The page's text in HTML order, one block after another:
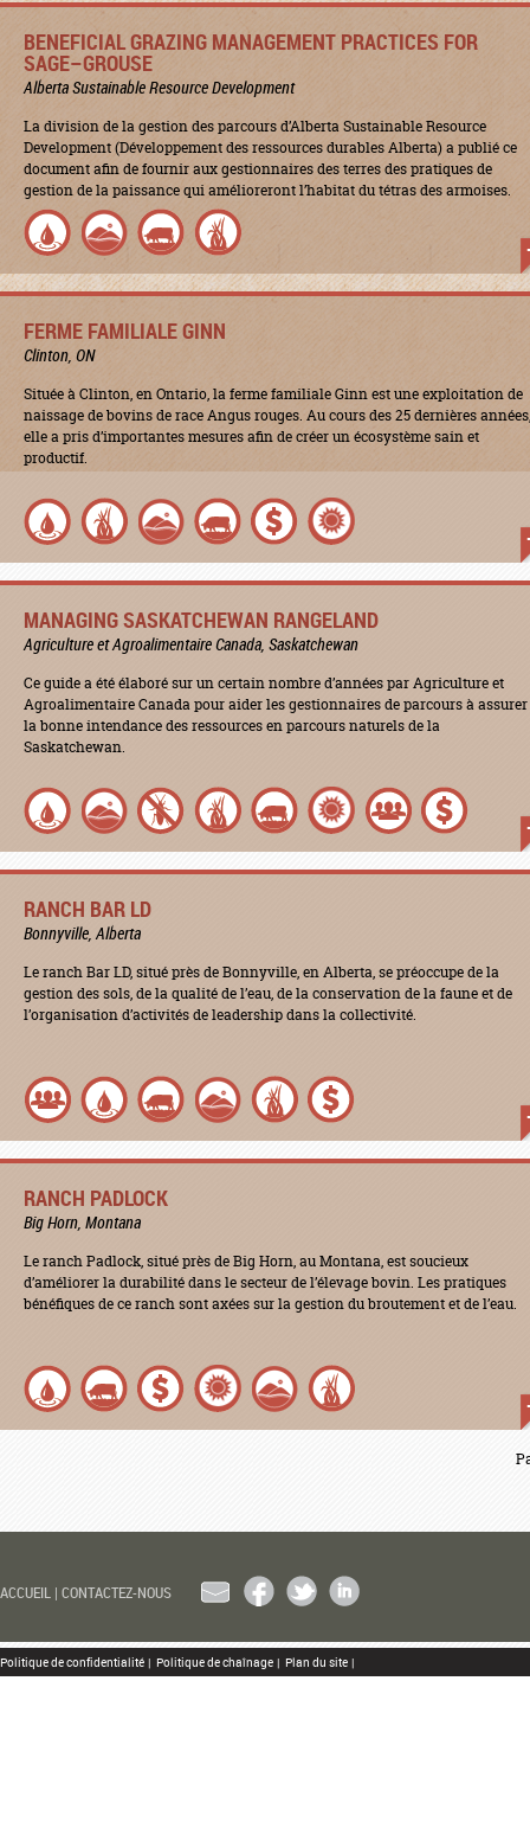
BENEFICIAL GRAZING MANAGEMENT PRACTICES FOR
SAGE–GROUSE
Alberta Sustainable Resource Development
La division de la gestion des parcours d’Alberta Sustainable Resource
Development (Développement des ressources durables Alberta) a publié ce
document afin de fournir aux gestionnaires des terres des pratiques de
gestion de la paissance qui amélioreront l’habitat du tétras des armoises.
FERME FAMILIALE GINN
Clinton, ON
Située à Clinton, en Ontario, la ferme familiale Ginn est une exploitation de
naissage de bovins de race Angus rouges. Au cours des 25 dernières années,
elle a pris d’importantes mesures afin de créer un écosystème sain et
productif.
MANAGING SASKATCHEWAN RANGELAND
Agriculture et Agroalimentaire Canada, Saskatchewan
Ce guide a été élaboré sur un certain nombre d’années par Agriculture et
Agroalimentaire Canada pour aider les gestionnaires de parcours à assurer
la bonne intendance des ressources en parcours naturels de la
Saskatchewan.
RANCH BAR LD
Bonnyville, Alberta
Le ranch Bar LD, situé près de Bonnyville, en Alberta, se préoccupe de la
gestion des sols, de la qualité de l’eau, de la conservation de la faune et de
l’organisation d’activités de leadership dans la collectivité.
RANCH PADLOCK
Big Horn, Montana
Le ranch Padlock, situé près de Big Horn, au Montana, est soucieux
d’améliorer la durabilité dans le secteur de l’élevage bovin. Les pratiques
bénéfiques de ce ranch sont axées sur la gestion du broutement et de l’eau.
ACCUEIL | CONTACTEZ-NOUS
Politique de confidentialité | Politique de chaînage | Plan du site |